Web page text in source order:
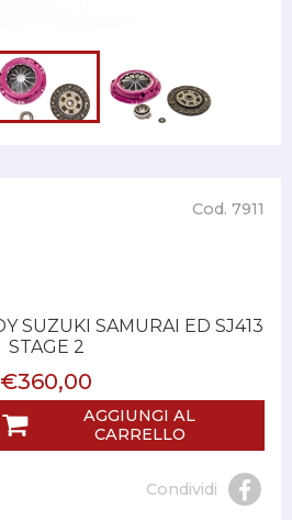
Cod. 7911
SUZUKI SAMURAI ED SJ413
STAGE 2
€360,00
AGGIUNGI AL
CARRELLO
Condividi